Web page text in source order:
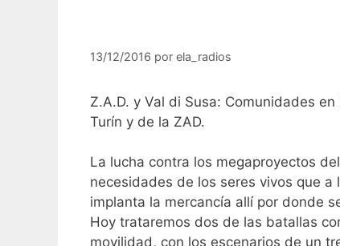
13/12/2016 por ela_radios
Z.A.D. y Val di Susa: Comunidades
Turín y de la ZAD.
La lucha contra los megaproyectos
necesidades de los seres vivos que
implanta la mercancía allí por donde
Hoy trataremos dos de las batallas
movilidad, con los escenarios de un